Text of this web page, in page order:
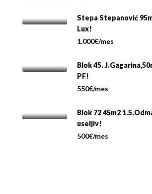
Stepa Stepanović
Lux!
1.000€/mes
Blok 45.
PF!
550€/mes
Blok 72 45m2
useljiv!
500€/mes